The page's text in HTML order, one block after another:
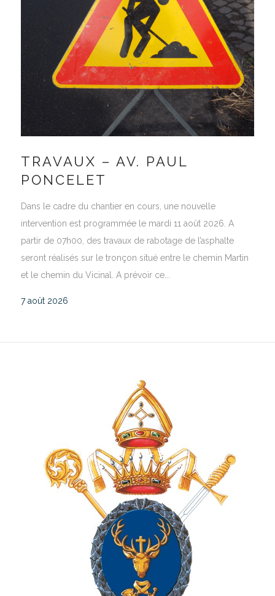
TRAVAUX – AV. PAUL
PONCELET
Dans le cadre du chantier en cours, une nouvelle
intervention est programmée le mardi 11 août 2026. A
partir de 07h00, des travaux de rabotage de l’asphalte
seront réalisés sur le tronçon situé entre le chemin Martin
et le chemin du Vicinal. A prévoir ce...
7 août 2026